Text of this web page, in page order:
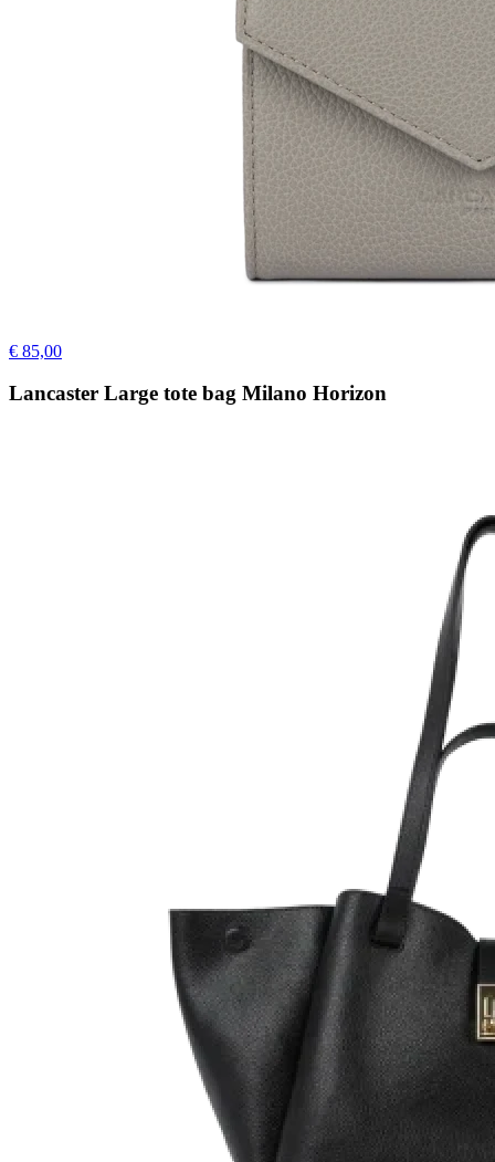
€ 85,00
Lancaster Large tote bag Milano Horizon